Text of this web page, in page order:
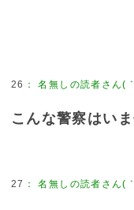
26 ：名無しの読者さん(
こんな警察はい
27 ：名無しの読者さん(